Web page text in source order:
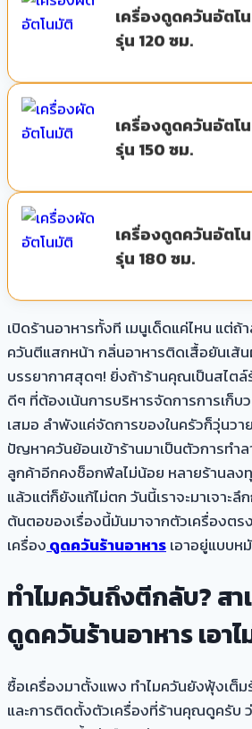
เครื่องดูดควันอัตโ
รุ่น 120 ซม.
เครื่องดูดควันอัตโ
รุ่น 150 ซม.
เครื่องดูดควันอัตโ
รุ่น 180 ซม.
เปิดร้านอาหารทั้งที เมนูเด็ดแค่ไหน แต่ถ้
ควันตีแสกหน้า กลิ่นอาหารติดเสื้อยันเส้
บรรยากาศสุดๆ! ยิ่งถ้าร้านคุณเป็นสไต
ดีๆ ที่ต้องเน้นการบริหารจัดการการเก็บ
เสมอ ลำพังแค่จัดการของในครัวก็วุ่นวา
ปัญหาควันย้อนเข้าร้านมาเป็นตัวการทำ
ลูกค้าอีกคงช็อกฟีลไม่น้อย หลายร้านลง
แล้วแต่ก็ยังแก้ไม่ตก วันนี้เราจะมาเจาะ
ต้นตอของเรื่องนี้มันมาจากตัวเครื่องตร
เครื่องดูดควันร้านอาหารเอาอยู่แบบห
ทำไมควันถึงตีกลับ? สา
ดูดควันร้านอาหาร เอา
ซื้อเครื่องมาตั้งแพง ทำไมควันยังฟุ้งเต็ม
และการติดตั้งตัวเครื่องที่ร้านคุณดูครับ